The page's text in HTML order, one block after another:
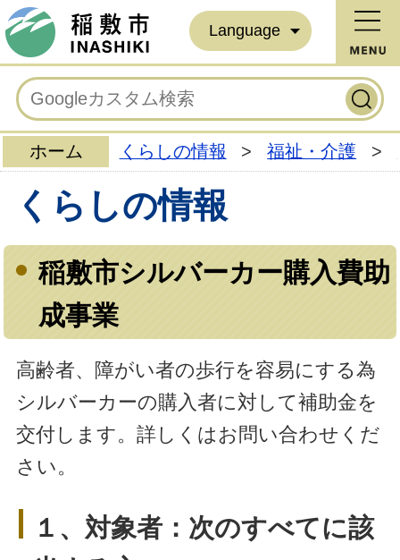
Language
ホーム くらしの情報 > 福祉・介護 >
くらしの情報
稲敷市シルバーカー購入費助
成事業
高齢者、障がい者の歩行を容易にする為
シルバーカーの購入者に対して補助金を
交付します。詳しくはお問い合わせくだ
さい。
１、対象者：次のすべてに該